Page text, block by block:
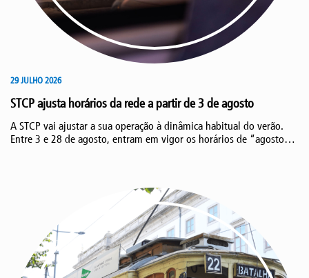
29 JULHO 2026
STCP ajusta horários da rede a partir de 3 de agosto
A STCP vai ajustar a sua operação à dinâmica habitual do verão.
Entre 3 e 28 de agosto, entram em vigor os horários de “agosto”,